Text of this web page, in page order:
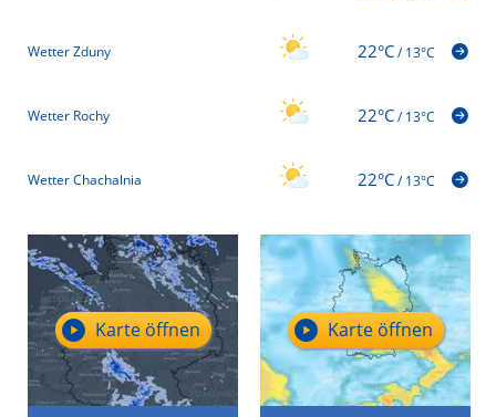
Wetter Zduny 22°C/13°C
Wetter Rochy 22°C/13°C
Wetter Chachalnia 22°C/13°C
Karte öffnen Karte öffnen